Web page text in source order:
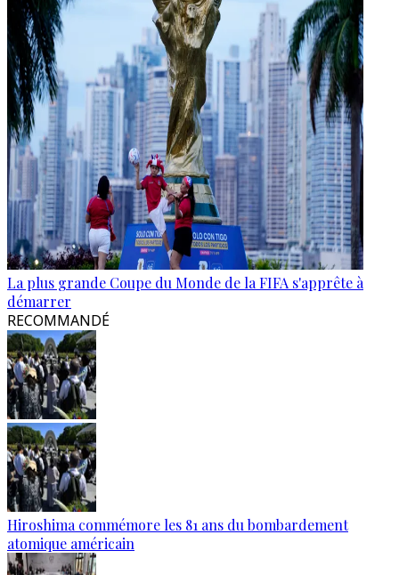
La plus grande Coupe du Monde de la FIFA s'apprête à
démarrer
RECOMMANDÉ
Hiroshima commémore les 81 ans du bombardement
atomique américain